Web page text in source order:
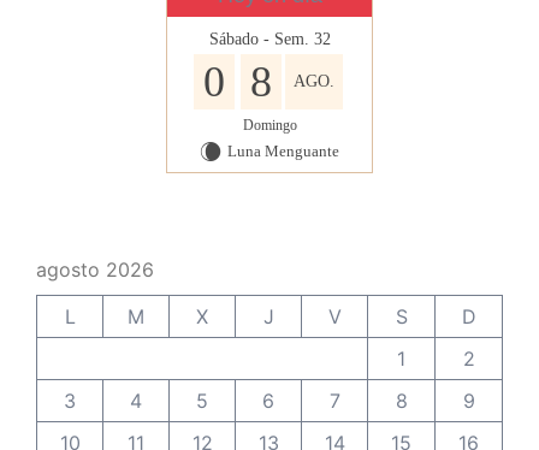
Sábado - Sem. 32
0 8 AGO.
Domingo
W Luna Menguante
agosto 2026
L
M X J V S
D
1
2
3
4 5 6 7 8
9
10
11 12 13 14 15
16